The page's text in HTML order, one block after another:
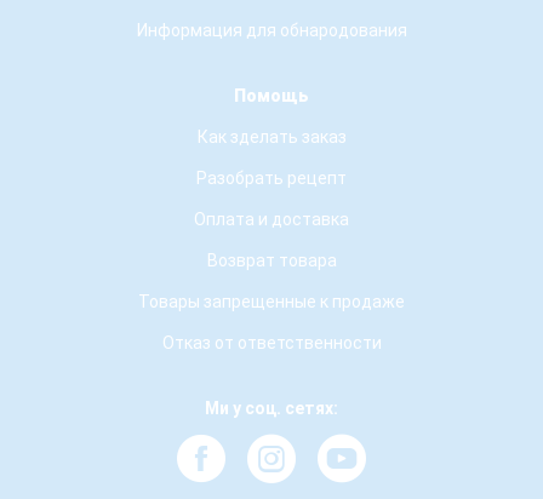
Информация для обнародования
Помощь
Как зделать заказ
Разобрать рецепт
Оплата и доставка
Возврат товара
Товары запрещенные к продаже
Отказ от ответственности
Ми у соц. сетях: